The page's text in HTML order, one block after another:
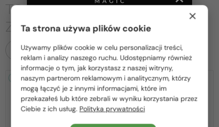
TO MOŻE CIĘ RÓWNIEŻ
ZAINTERESOWAĆ
WSZYSTKIE PRODUKTY
2-4 DNI 2-4 DNI
Proszę wybierz z listy odpowiedni dla Ciebie kraj:
Polska / PL
România / RO
Magyarország / HU
×
Ta strona używa plików cookie
Używamy plików cookie w celu personalizacji treści,
reklam i analizy naszego ruchu. Udostępniamy również
informacje o tym, jak korzystasz z naszej witryny,
naszym partnerom reklamowym i analitycznym, którzy
mogą łączyć je z innymi informacjami, które im
przekazałeś lub które zebrali w wyniku korzystania przez
Ciebie z ich usług. Polityka prywatności